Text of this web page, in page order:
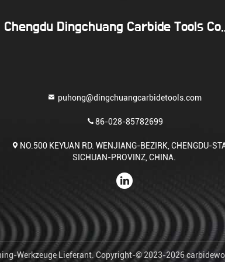
Chengdu Dingchuang Carbide Tools
puhong@dingchuangcarbidetools.com
86-028-85782699
NO.500 KEYUAN RD. WENJIANG-BEZIRK, CHENGDU-
SICHUAN-PROVINZ, CHINA.
Werkzeuge Lieferant. Copyright-© 2023-2026